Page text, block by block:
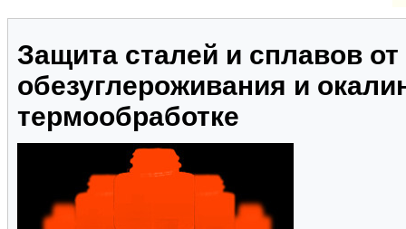
Защита сталей и сплавов от
обезуглероживания и
термообработке